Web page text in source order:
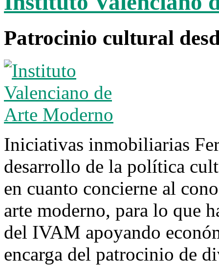
Patrocinio cultural
Iniciativas inmobiliarias
desarrollo de la política
en cuanto concierne al
arte moderno, para lo que
del IVAM apoyando
encarga del patrocinio de